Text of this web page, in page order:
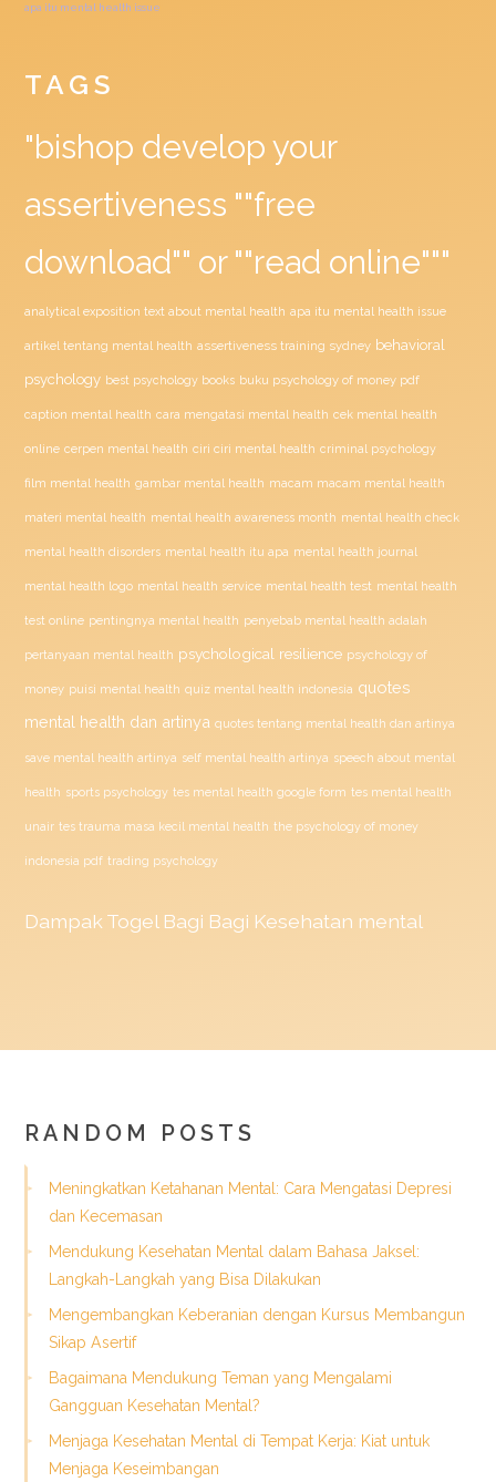
apa itu mental health issue
TAGS
"bishop develop your
assertiveness ""free
download"" or ""read online"""
analytical exposition text about mental health apa itu mental health issue
artikel tentang mental health assertiveness training sydney behavioral
psychology best psychology books buku psychology of money pdf
caption mental health cara mengatasi mental health cek mental health
online cerpen mental health ciri ciri mental health criminal psychology
film mental health gambar mental health macam macam mental health
materi mental health mental health awareness month mental health check
mental health disorders mental health itu apa mental health journal
mental health logo mental health service mental health test mental health
test online pentingnya mental health penyebab mental health adalah
pertanyaan mental health psychological resilience psychology of
money puisi mental health quiz mental health indonesia quotes
mental health dan artinya quotes tentang mental health dan artinya
save mental health artinya self mental health artinya speech about mental
health sports psychology tes mental health google form tes mental health
unair tes trauma masa kecil mental health the psychology of money
indonesia pdf trading psychology
DampakTogelBagi Bagi Kesehatan mental
RANDOM POSTS
Meningkatkan Ketahanan Mental: Cara Mengatasi Depresi
dan Kecemasan
Mendukung Kesehatan Mental dalam Bahasa Jaksel:
Langkah-Langkah yang Bisa Dilakukan
Mengembangkan Keberanian dengan Kursus Membangun
Sikap Asertif
Bagaimana Mendukung Teman yang Mengalami
Gangguan Kesehatan Mental?
Menjaga Kesehatan Mental di Tempat Kerja: Kiat untuk
Menjaga Keseimbangan